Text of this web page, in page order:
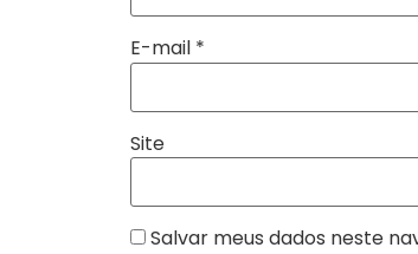
E-mail *
Site
Salvar meus dados neste